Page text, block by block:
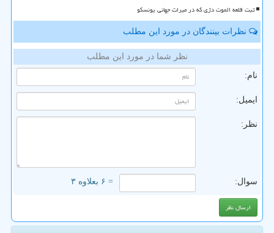
ثبت قلعه الموت دژی که در میراث جهانی یونسکو
نظرات بینندگان در مورد این مطلب
نظر شما در مورد این مطلب
نام:
ایمیل:
نظر:
سوال: = ۶ بعلاوه ۳